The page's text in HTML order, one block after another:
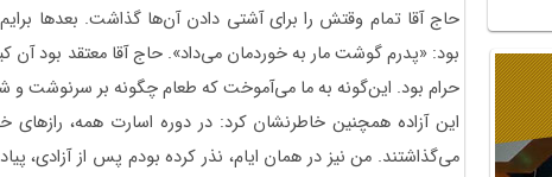
حاج آقا تمام وقتش را برای آشتی دادن آن‌ها گذاشت. بعدها
بود: «پدرم گوشت مار به خوردمان می‌داد». حاج آقا معتقد بود آن
حرام بود. این‌گونه به ما می‌آموخت که طعام چگونه بر سرنوشت و
این آزاده همچنین خاطرنشان کرد: در دوره‌ اسارت همه، رازهای
می‌گذاشتند. من نیز در همان ایام، نذر کرده بودم پس از آزادی،